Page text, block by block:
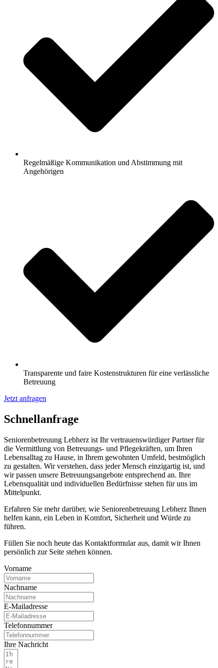
Regelmäßige Kommunikation und Abstimmung mit
Angehörigen
Transparente und faire Kostenstrukturen für eine verlässliche
Betreuung
Jetzt anfragen
Schnell­anfrage
Seniorenbetreuung Lebherz ist Ihr vertrauenswürdiger Partner für
die Vermittlung von Betreuungs- und Pflegekräften, um Ihren
Lebensalltag zu Hause, in Ihrem gewohnten Umfeld, bestmöglich
zu gestalten. Wir verstehen, dass jeder Mensch einzigartig ist, und
wir passen unsere Betreuungsangebote entsprechend an. Ihre
Lebensqualität und individuellen Bedürfnisse stehen für uns im
Mittelpunkt.
Erfahren Sie mehr darüber, wie Seniorenbetreuung Lebherz Ihnen
helfen kann, ein Leben in Komfort, Sicherheit und Würde zu
führen.
Füllen Sie noch heute das Kontaktformular aus, damit wir Ihnen
persönlich zur Seite stehen können.
Vorname
Nachname
E-Mailadresse
Telefonnummer
Ihre Nachricht